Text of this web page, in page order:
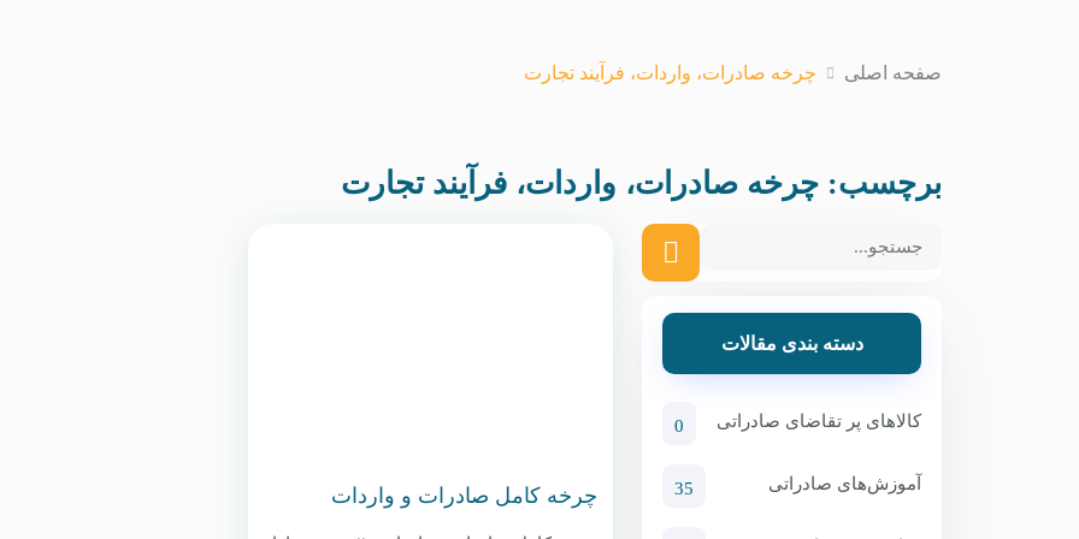
صفحه اصلی چرخه صادرات، واردات، فرآیند تجارت
برچسب: چرخه صادرات، واردات، فرآیند تجارت
دسته بندی مقالات
کالاهای پر تقاضای صادراتی 0
آموزش‌های صادراتی 35 چرخه کامل صادرات و واردات